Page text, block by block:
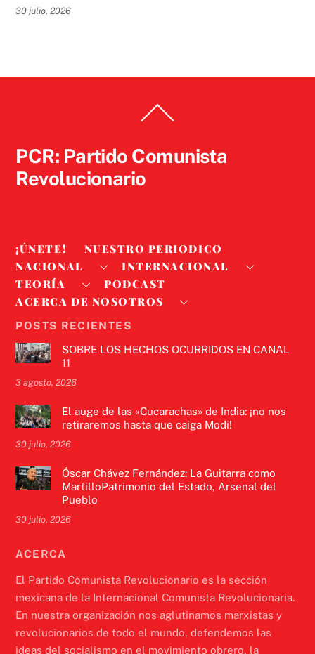
30 julio, 2026
To
PCR: Partido Comunista
Revolucionario
¡ÚNETE!
NUESTRO PERIODICO
NACIONAL
INTERNACIONAL
TEORÍA
PODCAST
ACERCA DE NOSOTROS
POSTS RECIENTES
SOBRE LOS HECHOS OCURRIDOS EN CANAL
11
3 agosto, 2026
El auge de las «Cucarachas» de India: ¡no nos
retiraremos hasta que caiga Modi!
30 julio, 2026
Óscar Chávez Fernández: La Guitarra como
MartilloPatrimonio del Estado, Arsenal del
Pueblo
30 julio, 2026
ACERCA
El Partido Comunista Revolucionario es la sección
mexicana de la Internacional Comunista Revolucionaria.
En nuestra organización nos aglutinamos marxistas y
revolucionarios de todo el mundo, defendemos las
ideas del socialismo en el movimiento obrero, la